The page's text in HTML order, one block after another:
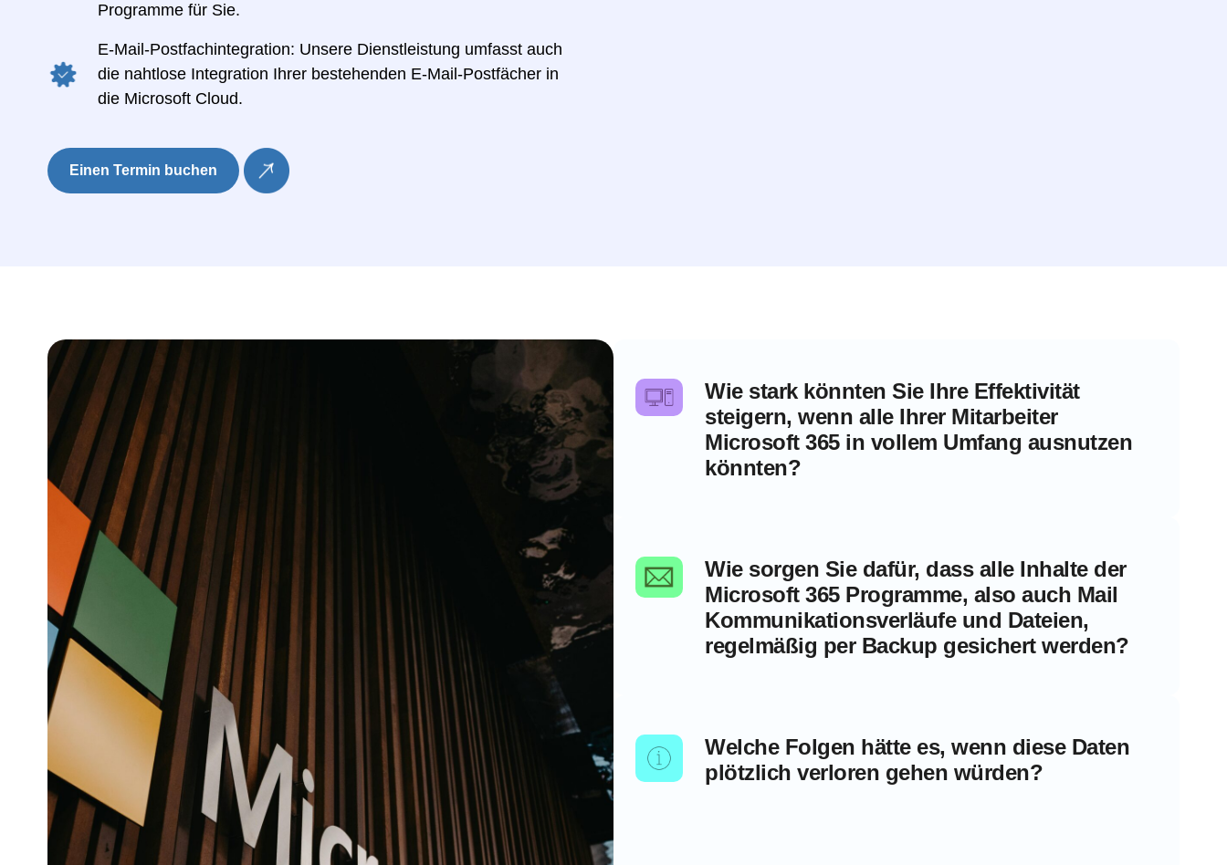
Programme für Sie.
E-Mail-Postfachintegration: Unsere Dienstleistung umfasst auch
die nahtlose Integration Ihrer bestehenden E-Mail-Postfächer in
die Microsoft Cloud.
Einen Termin buchen
Wie stark könnten Sie Ihre Effektivität
steigern, wenn alle Ihrer Mitarbeiter
Microsoft 365 in vollem Umfang ausnutzen
könnten?
Wie sorgen Sie dafür, dass alle Inhalte der
Microsoft 365 Programme, also auch Mail
Kommunikationsverläufe und Dateien,
regelmäßig per Backup gesichert werden?
Welche Folgen hätte es, wenn diese Daten
plötzlich verloren gehen würden?